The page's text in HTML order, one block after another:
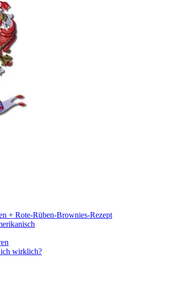
+ Rote-Rüben-Brownies-Rezept
ich wirklich?